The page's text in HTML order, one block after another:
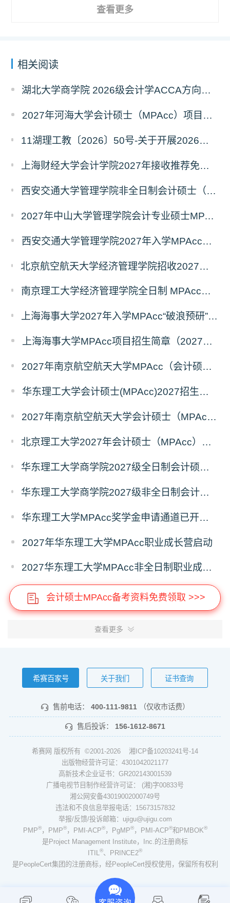
查看更多
相关阅读
湖北大学商学院 2026级会计学ACCA方向班招生简章
2027年河海大学会计硕士（MPAcc）项目简介
11湖理工教〔2026〕50号-关于开展2026年辅修专业与微专业招生工作的通知
上海财经大学会计学院2027年接收推荐免试研究生（含直博生）预报名的通知
西安交通大学管理学院非全日制会计硕士（MPAcc）2027年报考指南
2027年中山大学管理学院会计专业硕士MPAcc(资本市场方向）招生开启！
西安交通大学管理学院2027年入学MPAcc项目“卓越计划”申请指南
北京航空航天大学经济管理学院招收2027年非全日制会计专业硕士（MPAcc）校园开放日活动
南京理工大学经济管理学院全日制 MPAcc停招及会计学初试科目调整通知
上海海事大学2027年入学MPAcc“破浪预研”系列招生宣讲活动正式发布
上海海事大学MPAcc项目招生简章（2027年）
2027年南京航空航天大学MPAcc（会计硕士）招生简章
华东理工大学会计硕士(MPAcc)2027招生宣传册
2027年南京航空航天大学会计硕士（MPAcc非全日制）招生简章
北京理工大学2027年会计硕士（MPAcc）招生说明（专业代码：125300）
华东理工大学商学院2027级全日制会计硕士（MPAcc）奖助学金方案
华东理工大学商学院2027级非全日制会计硕士（MPAcc）奖学金方案
华东理工大学MPAcc奖学金申请通道已开启，抢先占位！
2027年华东理工大学MPAcc职业成长营启动
2027华东理工大学MPAcc非全日制职业成长营7月专场开放报名！
会计硕士MPAcc备考资料免费领取 >>>
查看更多
希赛百家号 关于我们 证书查询
售前电话： 400-111-9811 （仅收市话费）
售后投诉： 156-1612-8671
希赛网 版权所有 ©2001-2026 湘ICP备10203241号-14
出版物经营许可证：4301042021177
高新技术企业证书：GR202143001539
广播电视节目制作经营许可证： (湘)字00833号
湘公网安备43019002000749号
违法和不良信息举报电话：15673157832
举报/反馈/投诉邮箱：ujigu@ujigu.com
PMP®，PMP®，PMI-ACP®，PgMP®，PMI-ACP®和PMBOK®
是Project Management Institute，Inc.的注册商标
ITIL ®、PRINCE2®
是PeopleCert集团的注册商标，经PeopleCert授权使用，保留所有权利